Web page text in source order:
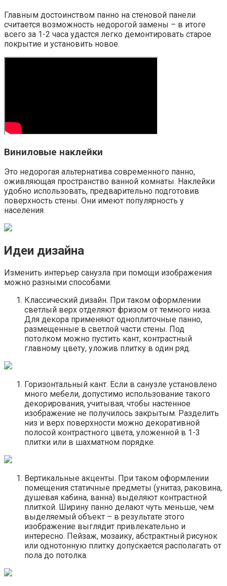
Главным достоинством панно на стеновой панели
считается возможность недорогой замены – в итоге
всего за 1-2 часа удастся легко демонтировать старое
покрытие и установить новое.
Виниловые наклейки
Это недорогая альтернатива современного панно,
оживляющая пространство ванной комнаты. Наклейки
удобно использовать, предварительно подготовив
поверхность стены. Они имеют популярность у
населения.
Идеи дизайна
Изменить интерьер санузла при помощи изображения
можно разными способами.
Классический дизайн. При таком оформлении
светлый верх отделяют фризом от темного низа.
Для декора применяют одноплиточные панно,
размещенные в светлой части стены. Под
потолком можно пустить кант, контрастный
главному цвету, уложив плитку в один ряд.
Горизонтальный кант. Если в санузле установлено
много мебели, допустимо использование такого
декорирования, учитывая, чтобы настенное
изображение не получилось закрытым. Разделить
низ и верх поверхности можно декоративной
полосой контрастного цвета, уложенной в 1-3
плитки или в шахматном порядке.
Вертикальные акценты. При таком оформлении
помещения статичные предметы (унитаз, раковина,
душевая кабина, ванна) выделяют контрастной
плиткой. Ширину панно делают чуть меньше, чем
выделяемый объект – в результате этого
изображение выглядит привлекательно и
интересно. Пейзаж, мозаику, абстрактный рисунок
или однотонную плитку допускается располагать от
пола до потолка.